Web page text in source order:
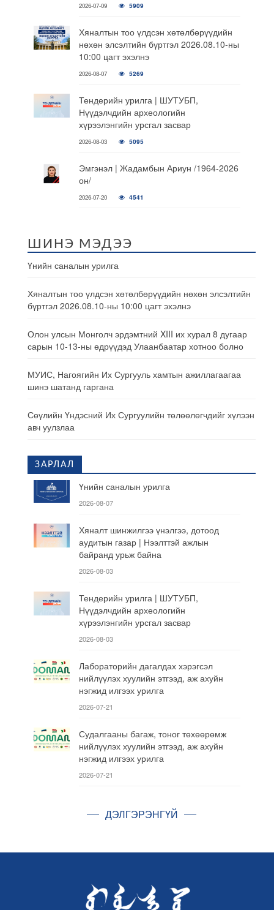
2026-07-09 5909
Хяналтын тоо үлдсэн хөтөлбөрүүдийн
нөхөн элсэлтийн бүртгэл 2026.08.10-ны
10:00 цагт эхэлнэ
2026-08-07 5269
Тендерийн урилга | ШУТУБП,
Нүүдэлчдийн археологийн
хүрээлэнгийн урсгал засвар
2026-08-03 5095
Эмгэнэл | Жадамбын Ариун /1964-2026
он/
2026-07-20 4541
ШИНЭ МЭДЭЭ
Үнийн саналын урилга
Хяналтын тоо үлдсэн хөтөлбөрүүдийн нөхөн элсэлтийн
бүртгэл 2026.08.10-ны 10:00 цагт эхэлнэ
Олон улсын Монголч эрдэмтний XIII их хурал 8 дугаар
сарын 10-13-ны өдрүүдэд Улаанбаатар хотноо болно
МУИС, Нагоягийн Их Сургууль хамтын ажиллагаагаа
шинэ шатанд гаргана
Сөүлийн Үндэсний Их Сургуулийн төлөөлөгчдийг хүлээн
авч уулзлаа
ЗАРЛАЛ
Үнийн саналын урилга
2026-08-07
Хяналт шинжилгээ үнэлгээ, дотоод
аудитын газар | Нээлттэй ажлын
байранд урьж байна
2026-08-03
Тендерийн урилга | ШУТУБП,
Нүүдэлчдийн археологийн
хүрээлэнгийн урсгал засвар
2026-08-03
Лабораторийн дагалдах хэрэгсэл
нийлүүлэх хуулийн этгээд, аж ахуйн
нэгжид илгээх урилга
2026-07-21
Судалгааны багаж, тоног төхөөрөмж
нийлүүлэх хуулийн этгээд, аж ахуйн
нэгжид илгээх урилга
2026-07-21
ДЭЛГЭРЭНГҮЙ